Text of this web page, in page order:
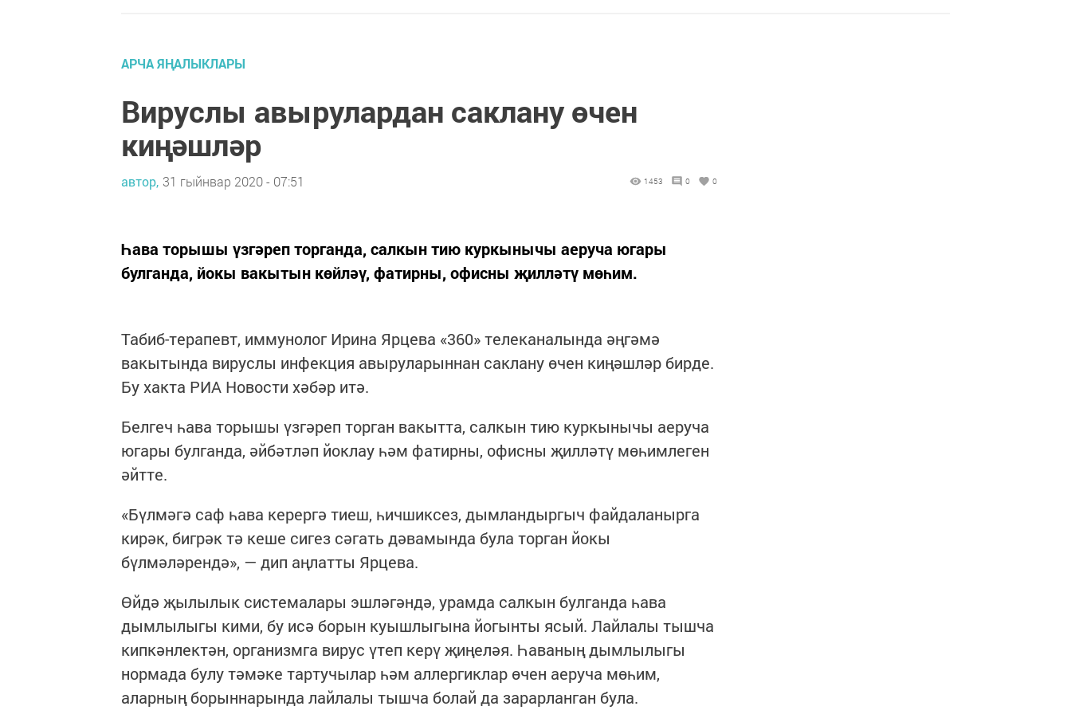
АРЧА ЯҢАЛЫКЛАРЫ
Вируслы авырулардан саклану өчен
киңәшләр
автор, 31 гыйнвар 2020 - 07:51 1453 0 0
Һава торышы үзгәреп торганда, салкын тию куркынычы аеруча югары
булганда, йокы вакытын көйләү, фатирны, офисны җилләтү мөһим.
Табиб-терапевт, иммунолог Ирина Ярцева «360» телеканалында әңгәмә
вакытында вируслы инфекция авыруларыннан саклану өчен киңәшләр бирде.
Бу хакта РИА Новости хәбәр итә.
Белгеч һава торышы үзгәреп торган вакытта, салкын тию куркынычы аеруча
югары булганда, әйбәтләп йоклау һәм фатирны, офисны җилләтү мөһимлеген
әйтте.
«Бүлмәгә саф һава керергә тиеш, һичшиксез, дымландыргыч файдаланырга
кирәк, бигрәк тә кеше сигез сәгать дәвамында була торган йокы
бүлмәләрендә», — дип аңлатты Ярцева.
Өйдә җылылык системалары эшләгәндә, урамда салкын булганда һава
дымлылыгы кими, бу исә борын куышлыгына йогынты ясый. Лайлалы тышча
кипкәнлектән, организмга вирус үтеп керү җиңеләя. Һаваның дымлылыгы
нормада булу тәмәке тартучылар һәм аллергиклар өчен аеруча мөһим,
аларның борыннарында лайлалы тышча болай да зарарланган була.